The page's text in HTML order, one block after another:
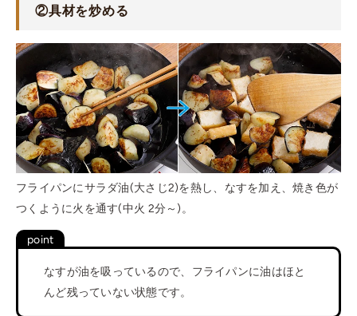
②具材を炒める
フライパンにサラダ油(大さじ2)を熱し、なすを加え、焼き色が
つくように火を通す(中火 2分～)。
＜br />
なすが油を吸っているので、フライパンに油はほと
んど残っていない状態です。